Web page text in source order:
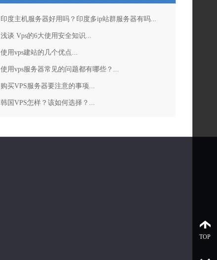
印度主机服务器好用吗？印度多ip站群服务器有吗...
浅谈 Vps的6大使用安全知识...
使用vps建站的几个优点...
使用vps服务器常见的问题都有哪些？...
购买VPS服务器要注意的事项...
韩国VPS怎样？该如何选择？...
TOP